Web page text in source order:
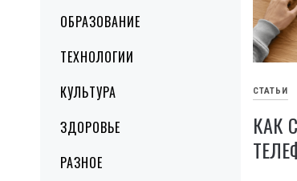
ОБРАЗОВАНИЕ
ТЕХНОЛОГИИ
КУЛЬТУРА
ЗДОРОВЬЕ
РАЗНОЕ
СТАТЬИ
КАК